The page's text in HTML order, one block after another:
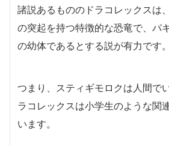
諸説あるもののドラコレックスは
の突起を持つ特徴的な恐竜で、パ
の幼体であるとする説が有力です。
つまり、スティギモロクは人間で
ラコレックスは小学生のような関
います。